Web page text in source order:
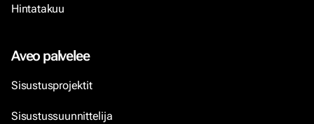
Hintatakuu
Aveo palvelee
Sisustusprojektit
Sisustussuunnittelija